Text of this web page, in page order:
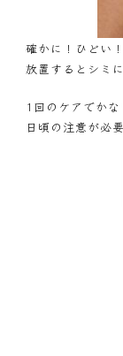
確かに！ひどい！
放置するとシミに
1回のケアでかな
日頃の注意が必要